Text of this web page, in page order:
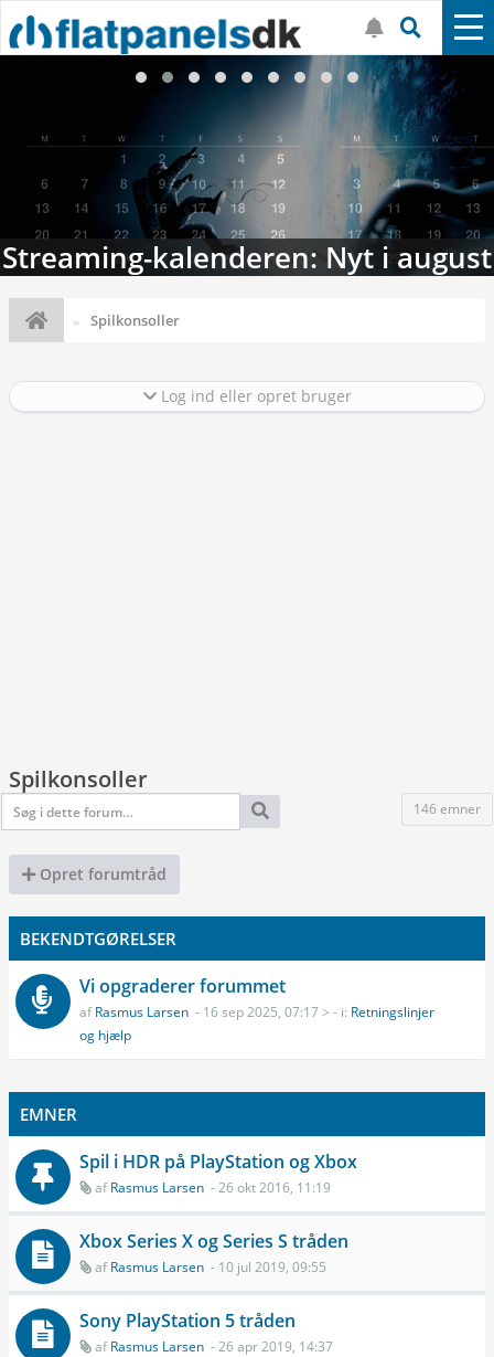
Streaming-kalenderen: Nyt i august
Spilkonsoller
Log ind eller opret bruger
Spilkonsoller
146 emner
Opret forumtråd
BEKENDTGØRELSER
Vi opgraderer forummet
afRasmus Larsen - 16 sep 2025, 07:17 > - i: Retningslinjer
og hjælp
EMNER
Spil i HDR på PlayStation og Xbox
afRasmus Larsen - 26 okt 2016, 11:19
Xbox Series X og Series S tråden
afRasmus Larsen - 10 jul 2019, 09:55
Sony PlayStation 5 tråden
afRasmus Larsen - 26 apr 2019, 14:37